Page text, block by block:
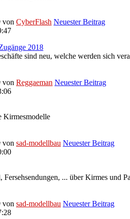
von CyberFlash Neuester Beitrag
2018
sind neu, welche werden sich
von Reggaeman Neuester Beitrag
Kirmesmodelle
von sad-modellbau Neuester Beitrag
Fersehsendungen, ... über Kirmes und
von sad-modellbau Neuester Beitrag